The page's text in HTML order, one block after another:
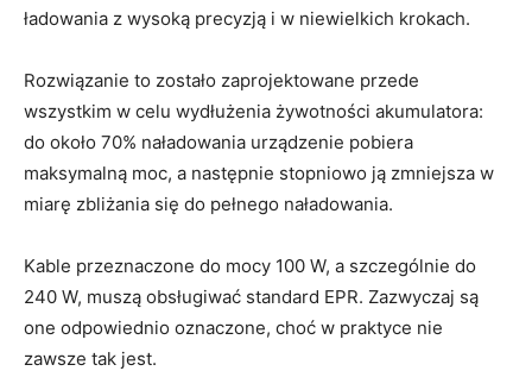
ładowania z wysoką precyzją i w niewielkich krokach.
Rozwiązanie to zostało zaprojektowane przede
wszystkim w celu wydłużenia żywotności akumulatora:
do około 70% naładowania urządzenie pobiera
maksymalną moc, a następnie stopniowo ją zmniejsza w
miarę zbliżania się do pełnego naładowania.
Kable przeznaczone do mocy 100 W, a szczególnie do
240 W, muszą obsługiwać standard EPR. Zazwyczaj są
one odpowiednio oznaczone, choć w praktyce nie
zawsze tak jest.